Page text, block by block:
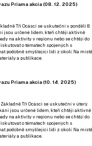
Priama akcia (08. 12. 2025)
Tři Ocásci se uskuteční v ponděli 8.
jsou určené lidem, kteří chtějí aktivně
na aktivity v regionu nebo se chtějí do
o tématech spojených s
podobně smýšlející lidi z okolí. Na místě
a publikace.
Priama akcia (10. 14. 2025)
Tři Ocásci se uskuteční v úterý
jsou určené lidem, kteří chtějí aktivně
na aktivity v regionu nebo se chtějí do
o tématech spojených s
podobně smýšlející lidi z okolí. Na místě
a publikace.